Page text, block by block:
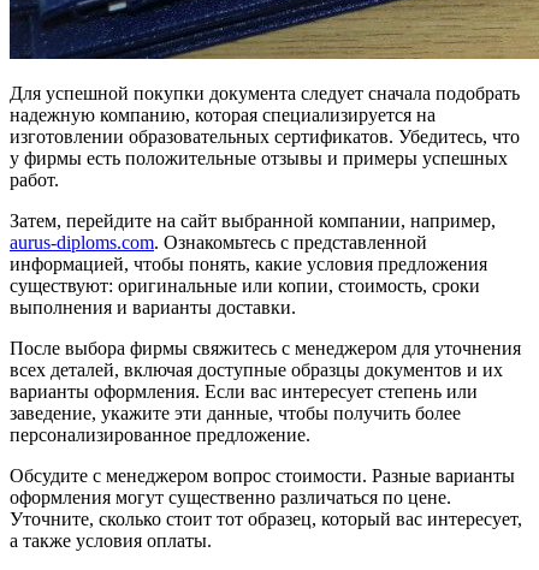
Для успешной покупки документа следует сначала подобрать
надежную компанию, которая специализируется на
изготовлении образовательных сертификатов. Убедитесь, что
у фирмы есть положительные отзывы и примеры успешных
работ.
Затем, перейдите на сайт выбранной компании, например,
aurus-diploms.com. Ознакомьтесь с представленной
информацией, чтобы понять, какие условия предложения
существуют: оригинальные или копии, стоимость, сроки
выполнения и варианты доставки.
После выбора фирмы свяжитесь с менеджером для уточнения
всех деталей, включая доступные образцы документов и их
варианты оформления. Если вас интересует степень или
заведение, укажите эти данные, чтобы получить более
персонализированное предложение.
Обсудите с менеджером вопрос стоимости. Разные варианты
оформления могут существенно различаться по цене.
Уточните, сколько стоит тот образец, который вас интересует,
а также условия оплаты.